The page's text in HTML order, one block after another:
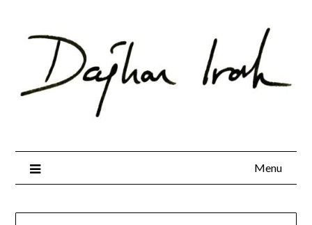
content
Menu